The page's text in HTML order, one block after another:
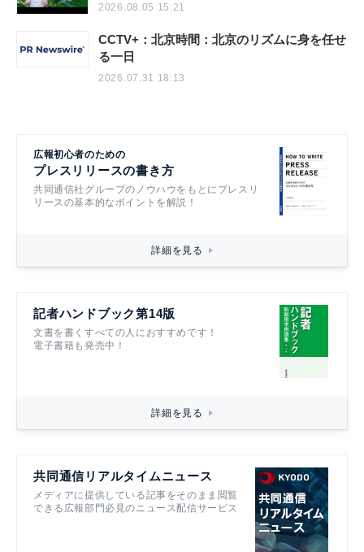
2026.08.05 15:21
CCTV+：北京時間：北京のリズムに身を任せ
る一日
2026.07.31 18:13
広報初心者のための
プレスリリースの書き方
共同通信社グループのノウハウをもとにプレスリ
リースの基本的なポイントを解説！
詳細を見る
記者ハンドブック第14版
文書を書くすべての人におすすめです！
電子書籍も発売中！
詳細を見る
共同通信リアルタイムニュース
メディアに提供している記事をそのまま閲覧
できる広報部門必見のニュース配信サービス